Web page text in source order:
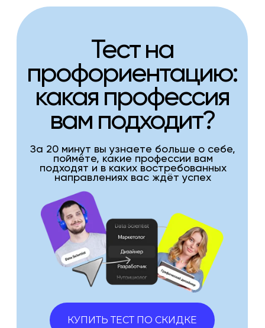
Тест на
профориентацию:
какая профессия
вам подходит?
За 20 минут вы узнаете больше о себе,
поймёте, какие профессии вам
подходят и в каких востребованных
направлениях вас ждёт успех
КУПИТЬ ТЕСТ ПО СКИДКЕ